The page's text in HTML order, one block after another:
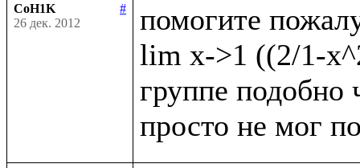
CoH1K
#
26 дек. 2012
помогите
lim x->1 ((2/1-
группе подобно